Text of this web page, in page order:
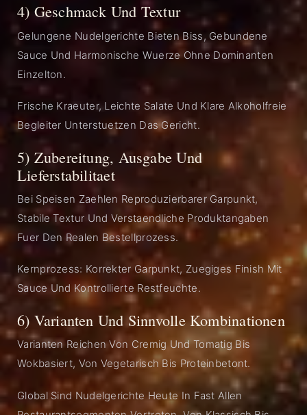
4) Geschmack Und Textur
Gelungene Nudelgerichte Bieten Biss, Gebundene
Sauce Und Harmonische Wuerze Ohne Dominanten
Einzelton.
Frische Kraeuter, Leichte Salate Und Klare Alkoholfreie
Begleiter Unterstuetzen Das Gericht.
5) Zubereitung, Ausgabe Und
Lieferstabilitaet
Bei Speisen Zaehlen Reproduzierbarer Garpunkt,
Stabile Textur Und Verstaendliche Produktangaben
Fuer Den Realen Bestellprozess.
Kernprozess: Korrekter Garpunkt, Zuegiges Finish Mit
Sauce Und Kontrollierte Restfeuchte.
6) Varianten Und Sinnvolle Kombinationen
Varianten Reichen Von Cremig Und Tomatig Bis
Wokbasiert, Von Vegetarisch Bis Proteinbetont.
Global Sind Nudelgerichte Heute In Fast Allen